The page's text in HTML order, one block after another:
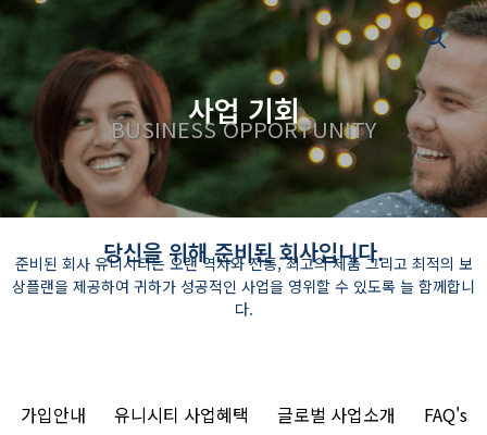
사업 기회
BUSINESS OPPORTUNITY
당신을 위해 준비된 회사입니다.
준비된 회사 유니시티는 오랜 역사와 전통, 최고의 제품 그리고 최적의 보
상플랜을 제공하여 귀하가 성공적인 사업을 영위할 수 있도록 늘 함께합니
다.
가입안내 유니시티 사업혜택 글로벌 사업소개 FAQ's